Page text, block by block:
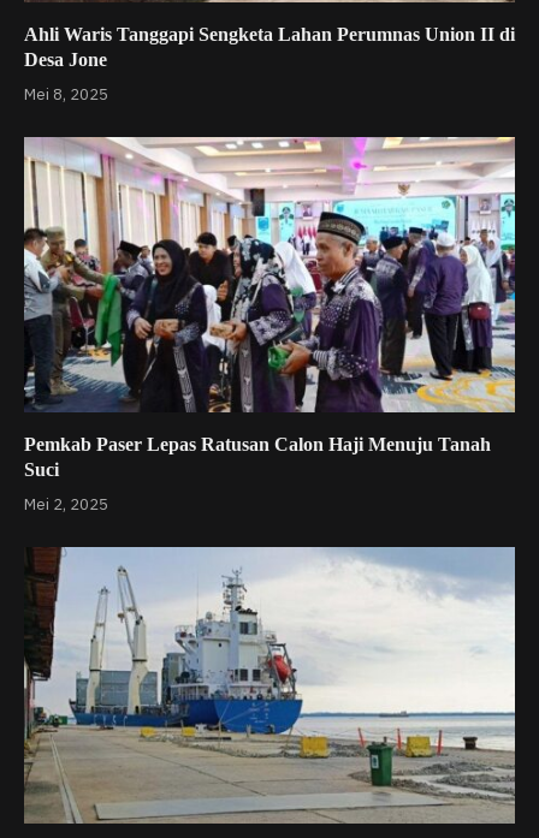
Ahli Waris Tanggapi Sengketa Lahan Perumnas Union II di
Desa Jone
Mei 8, 2025
Pemkab Paser Lepas Ratusan Calon Haji Menuju Tanah
Suci
Mei 2, 2025